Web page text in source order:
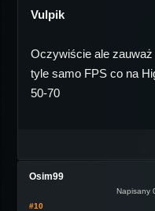
Vulpik
Oczywiście ale
tyle samo FPS co na
50-70
Osim99
Napisany
#10